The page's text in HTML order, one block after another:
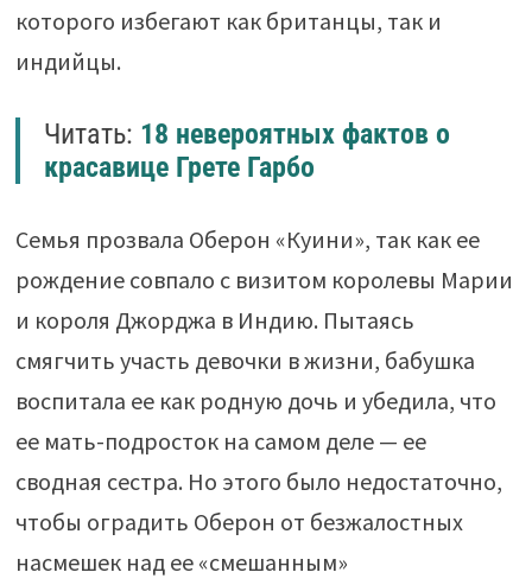
которого избегают как британцы, так и
индийцы.
Читать: 18 невероятных фактов о
красавице Грете Гарбо
Семья прозвала Оберон «Куини», так как ее
рождение совпало с визитом королевы Марии
и короля Джорджа в Индию. Пытаясь
смягчить участь девочки в жизни, бабушка
воспитала ее как родную дочь и убедила, что
ее мать-подросток на самом деле — ее
сводная сестра. Но этого было недостаточно,
чтобы оградить Оберон от безжалостных
насмешек над ее «смешанным»